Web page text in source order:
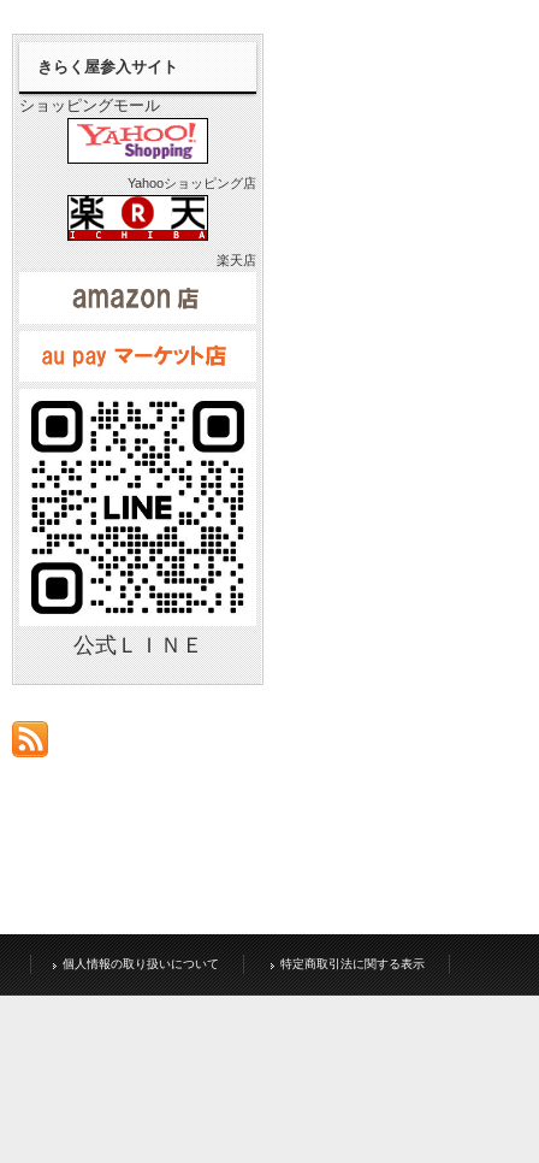
きらく屋参入サイト
ショッピングモール
Yahooショッピング店
楽天店
公式ＬＩＮＥ
個人情報の取り扱いについて 特定商取引法に関する表示